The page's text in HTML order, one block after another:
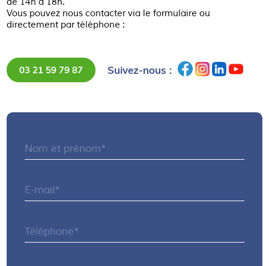
Nom et prénom*
E-mail*
Téléphone*
Vous pouvez nous contacter via le formulaire ou
directement par téléphone :
03 21 59 79 87 Suivez-nous :